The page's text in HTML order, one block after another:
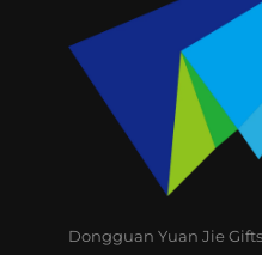
Dongguan Yuan Jie Gifts